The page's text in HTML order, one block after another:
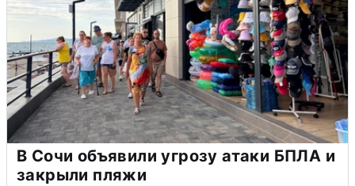
В Сочи объявили угрозу атаки БПЛА и
закрыли пляжи